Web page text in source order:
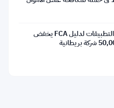
إطلاق واجهة برمجة التطبيقات لدليل FCA يخفض